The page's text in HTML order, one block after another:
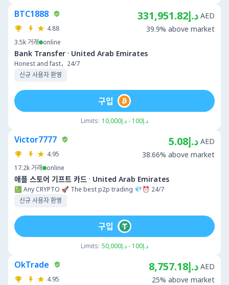
BTC1888
4.88
3.5k 거래 online
Bank Transfer · United Arab Emirates
Honest and fast，24/7
신규 사용자 환영
د.إ331,951.82 AED
39.9% above market
Limits: د.إ100 - د.إ10,000
구입
Victor7777
4.95
17.2k 거래 online
애플 스토어 기프트 카드 · United Arab Emirates
💹 Any CRYPTO 🚀 The best p2p trading 💎⏰ 24/7
신규 사용자 환영
د.إ5.08 AED
38.66% above market
Limits: د.إ100 - د.إ50,000
구입
OkTrade
4.95
د.إ8,757.18 AED
25% above market